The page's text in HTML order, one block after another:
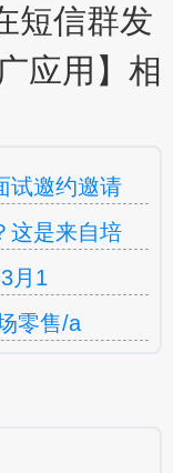
短信群发
应用】相
试邀约邀请
这是来自培
月1
零售/a